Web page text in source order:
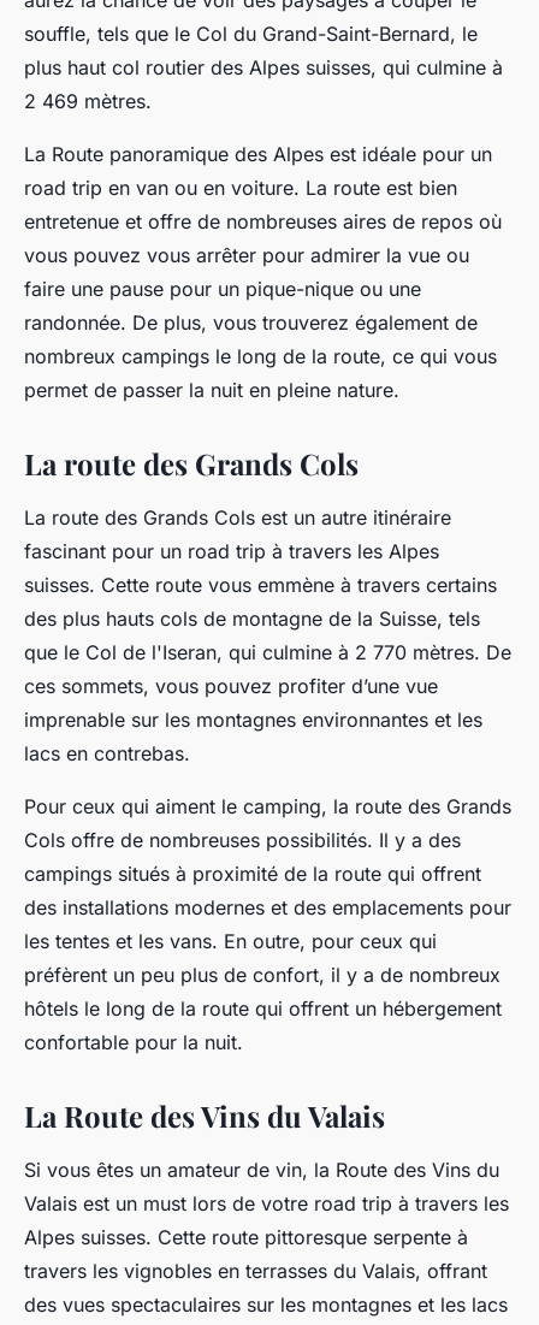
souffle, tels que le Col du Grand-Saint-Bernard, le
plus haut col routier des Alpes suisses, qui culmine à
2 469 mètres.
La Route panoramique des Alpes est idéale pour un
road trip en van ou en voiture. La route est bien
entretenue et offre de nombreuses aires de repos où
vous pouvez vous arrêter pour admirer la vue ou
faire une pause pour un pique-nique ou une
randonnée. De plus, vous trouverez également de
nombreux campings le long de la route, ce qui vous
permet de passer la nuit en pleine nature.
La route des Grands Cols
La route des Grands Cols est un autre itinéraire
fascinant pour un road trip à travers les Alpes
suisses. Cette route vous emmène à travers certains
des plus hauts cols de montagne de la Suisse, tels
que le Col de l'Iseran, qui culmine à 2 770 mètres. De
ces sommets, vous pouvez profiter d’une vue
imprenable sur les montagnes environnantes et les
lacs en contrebas.
Pour ceux qui aiment le camping, la route des Grands
Cols offre de nombreuses possibilités. Il y a des
campings situés à proximité de la route qui offrent
des installations modernes et des emplacements pour
les tentes et les vans. En outre, pour ceux qui
préfèrent un peu plus de confort, il y a de nombreux
hôtels le long de la route qui offrent un hébergement
confortable pour la nuit.
La Route des Vins du Valais
Si vous êtes un amateur de vin, la Route des Vins du
Valais est un must lors de votre road trip à travers les
Alpes suisses. Cette route pittoresque serpente à
travers les vignobles en terrasses du Valais, offrant
des vues spectaculaires sur les montagnes et les lacs